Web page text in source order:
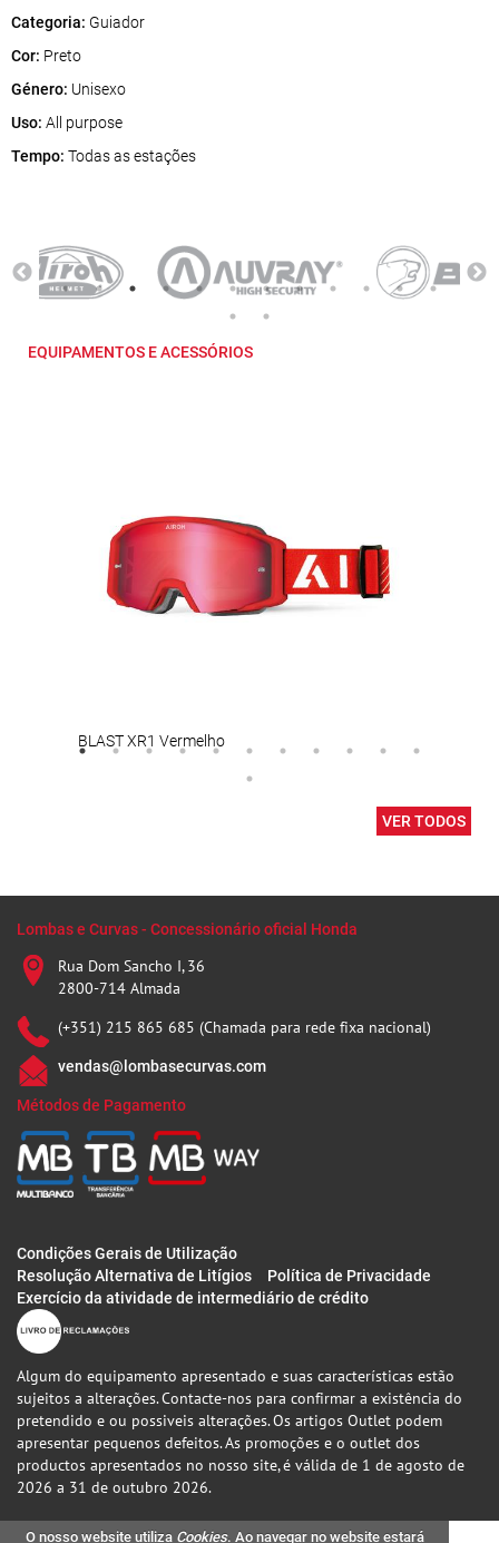
Categoria: Guiador
Cor: Preto
Género: Unisexo
Uso: All purpose
Tempo: Todas as estações
EQUIPAMENTOS E ACESSÓRIOS
BLAST XR1 Vermelho
VER TODOS
Lombas e Curvas - Concessionário oficial Honda
Rua Dom Sancho I, 36
2800-714 Almada
(+351) 215 865 685 (Chamada para rede fixa nacional)
vendas@lombasecurvas.com
Métodos de Pagamento
Condições Gerais de Utilização
Resolução Alternativa de Litígios
Política de Privacidade
Exercício da atividade de intermediário de crédito
Algum do equipamento apresentado e suas características estão
sujeitos a alterações. Contacte-nos para confirmar a existência do
pretendido e ou possiveis alterações. Os artigos Outlet podem
apresentar pequenos defeitos. As promoções e o outlet dos
productos apresentados no nosso site, é válida de 1 de agosto de
2026 a 31 de outubro 2026.
O nosso website utiliza Cookies. Ao navegar no website estará